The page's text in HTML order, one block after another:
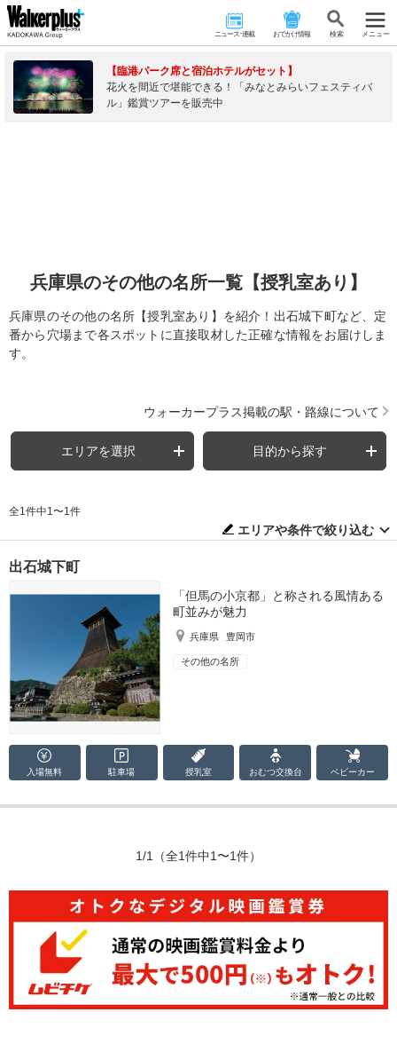
ニュース･連載 おでかけ情報 検 索 メニュー
【臨港パーク席と宿泊ホテルがセット】
花火を間近で堪能できる！「みなとみらいフェスティバ
ル」鑑賞ツアーを販売中
兵庫県のその他の名所一覧【授乳室あり】
兵庫県のその他の名所【授乳室あり】を紹介！出石城下町など、定
番から穴場まで各スポットに直接取材した正確な情報をお届けしま
す。
ウォーカープラス掲載の駅・路線について
エリアを選択 目的から探す
全1件中1〜1件
エリアや条件で絞り込む
出石城下町
「但馬の小京都」と称される風情ある
町並みが魅力
兵庫県 豊岡市
その他の名所
入場無料 駐車場 授乳室 おむつ交換台 ベビーカー
1/1 （全1件中1〜1件）